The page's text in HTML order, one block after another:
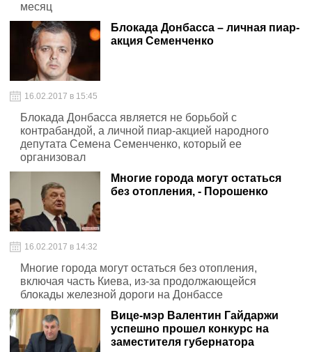
месяц
Блокада Донбасса – личная пиар-
акция Семенченко
16.02.2017 в 15:45
Блокада Донбасса является не борьбой с
контрабандой, а личной пиар-акцией народного
депутата Семена Семенченко, который ее
организовал
Многие города могут остаться
без отопления, - Порошенко
16.02.2017 в 14:32
Многие города могут остаться без отопления,
включая часть Киева, из-за продолжающейся
блокады железной дороги на Донбассе
Вице-мэр Валентин Гайдаржи
успешно прошел конкурс на
заместителя губернатора